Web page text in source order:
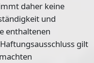
daher keine
und
enthaltenen
gilt